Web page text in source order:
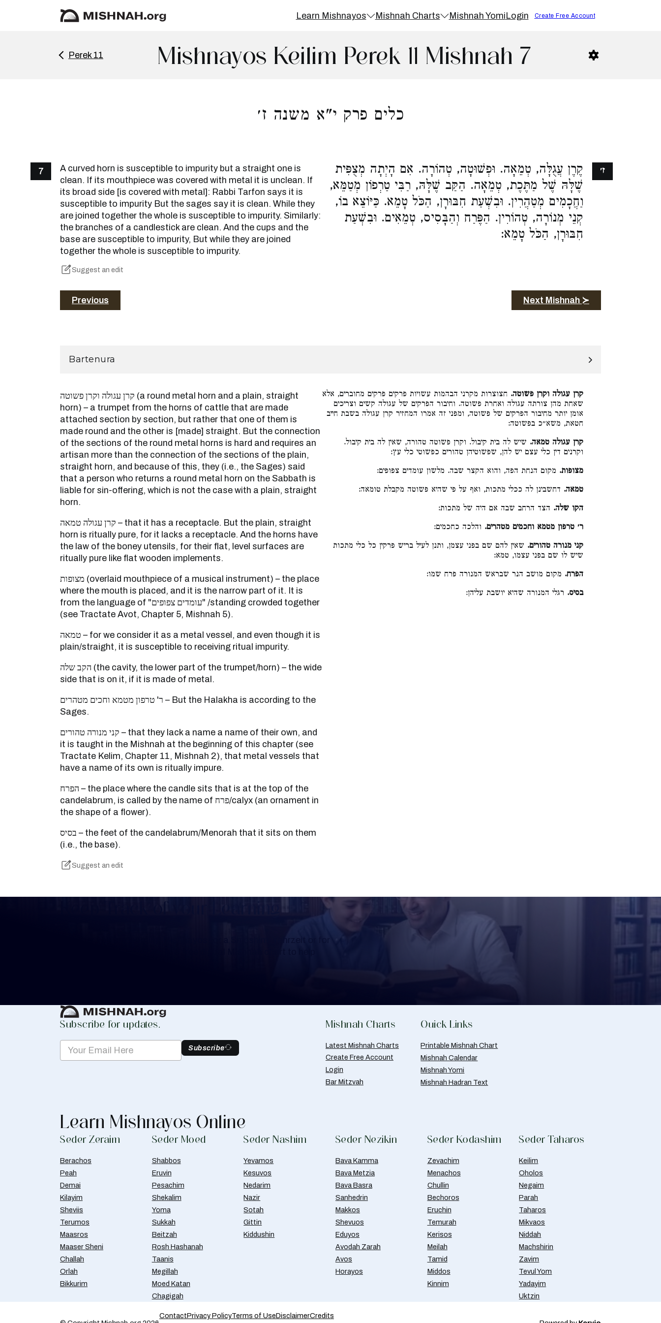
Learn Mishnayos Mishnah Charts Mishnah YomiLogin Create Free Account
Perek 11 Mishnayos Keilim Perek 11 Mishnah 7
כלים פרק י"א משנה ז׳
7
A curved horn is susceptible to impurity but a straight one is
clean. If its mouthpiece was covered with metal it is unclean. If
its broad side [is covered with metal]: Rabbi Tarfon says it is
susceptible to impurity But the sages say it is clean. While they
are joined together the whole is susceptible to impurity. Similarly:
the branches of a candlestick are clean. And the cups and the
base are susceptible to impurity, But while they are joined
together the whole is susceptible to impurity.
Suggest an edit
קֶרֶן עֲגֻלָּה, טְמֵאָה. וּפְשׁוּטָה, טְהוֹרָה. אִם הָיְתָה מְצֻפִּית
שֶׁלָּהּ שֶׁל מַתֶּכֶת, טְמֵאָה. הַקַּב שֶׁלָּהּ, רַבִּי טַרְפוֹן מְטַמֵּא,
וַחֲכָמִים מְטַהֲרִין. וּבִשְׁעַת חִבּוּרָן, הַכֹּל טָמֵא. כַּיּוֹצֵא בוֹ,
קְנֵי מְנוֹרָה, טְהוֹרִין. הַפֶּרַח וְהַבָּסִיס, טְמֵאִים. וּבִשְׁעַת
חִבּוּרָן, הַכֹּל טָמֵא:
ז׳
Previous Next Mishnah ≻
Bartenura
קרן עגולה וקרן פשוטה (a round metal horn and a plain, straight
horn) – a trumpet from the horns of cattle that are made
attached section by section, but rather that one of them is
made round and the other is [made] straight. But the connection
of the sections of the round metal horns is hard and requires an
artisan more than the connection of the sections of the plain,
straight horn, and because of this, they (i.e., the Sages) said
that a person who returns a round metal horn on the Sabbath is
liable for sin-offering, which is not the case with a plain, straight
horn.
קרן עגולה טמאה – that it has a receptacle. But the plain, straight
horn is ritually pure, for it lacks a receptacle. And the horns have
the law of the boney utensils, for their flat, level surfaces are
ritually pure like flat wooden implements.
מצופות (overlaid mouthpiece of a musical instrument) – the place
where the mouth is placed, and it is the narrow part of it. It is
from the language of "עומדים צפופים" /standing crowded together
(see Tractate Avot, Chapter 5, Mishnah 5).
טמאה – for we consider it as a metal vessel, and even though it is
plain/straight, it is susceptible to receiving ritual impurity.
הקב שלה (the cavity, the lower part of the trumpet/horn) – the wide
side that is on it, if it is made of metal.
ר' טרפון מטמא וחכים מטהרים – But the Halakha is according to the
Sages.
קני מנורה טהורים – that they lack a name a name of their own, and
it is taught in the Mishnah at the beginning of this chapter (see
Tractate Kelim, Chapter 11, Mishnah 2), that metal vessels that
have a name of its own is ritually impure.
הפרח – the place where the candle sits that is at the top of the
candelabrum, is called by the name of פרח/calyx (an ornament in
the shape of a flower).
בסיס – the feet of the candelabrum/Menorah that it sits on them
(i.e., the base).
Suggest an edit
קרן עגולה וקרן פשוטה. חצוצרות מקרני הבהמות עשויות פרקים פרקים מחוברים, אלא
שאחת מהן צורתה עגולה ואחרת פשוטה. וחיבור הפרקים של עגולה קשים וצריכים
אומן יותר מחיבור הפרקים של פשוטה, ומפני זה אמרו המחזיר קרן עגולה בשבת חייב
חטאת, משא״כ בפשוטה:
קרן עגולה טמאה. שיש לה בית קיבול. וקרן פשוטה טהורה, שאין לה בית קיבול.
וקרנים דין כלי עצם יש להן, שפשוטיהן טהורים כפשוטי כלי עץ:
מצופות. מקום הנחת הפה, והוא הקצר שבה. מלשון עומדים צפופים:
טמאה. דחשבינן לה ככלי מתכות, ואף על פי שהיא פשוטה מקבלת טומאה:
הקו שלה. הצד הרחב שבה אם היה של מתכות:
ר׳ טרפון מטמא וחכמים מטהרים. והלכה כחכמים:
קני מנורה טהורים. שאין להם שם בפני עצמן, ותנן לעיל בריש פרקין כל כלי מתכות
שיש לו שם בפני עצמו, טמא:
הפרח. מקום מושב הנר שבראש המנורה פרח שמו:
בסיס. רגלי המנורה שהיא יושבת עליהן:
Keep Track of your Learning
Subscribe for updates.
Subscribe
Mishnah Charts
Latest Mishnah Charts
Create Free Account
Login
Bar Mitzvah
Quick Links
Printable Mishnah Chart
Mishnah Calendar
Mishnah Yomi
Mishnah Hadran Text
Learn Mishnayos Online
Seder Zeraim
Berachos
Peah
Demai
Kilayim
Sheviis
Terumos
Maasros
Maaser Sheni
Challah
Orlah
Bikkurim
Seder Moed
Shabbos
Eruvin
Pesachim
Shekalim
Yoma
Sukkah
Beitzah
Rosh Hashanah
Taanis
Megillah
Moed Katan
Chagigah
Seder Nashim
Yevamos
Kesuvos
Nedarim
Nazir
Sotah
Gittin
Kiddushin
Seder Nezikin
Bava Kamma
Bava Metzia
Bava Basra
Sanhedrin
Makkos
Shevuos
Eduyos
Avodah Zarah
Avos
Horayos
Seder Kodashim
Zevachim
Menachos
Chullin
Bechoros
Eruchin
Temurah
Kerisos
Meilah
Tamid
Middos
Kinnim
Seder Taharos
Keilim
Oholos
Negaim
Parah
Taharos
Mikvaos
Niddah
Machshirin
Zavim
Tevul Yom
Yadayim
Uktzin
ContactPrivacy PolicyTerms of UseDisclaimerCredits